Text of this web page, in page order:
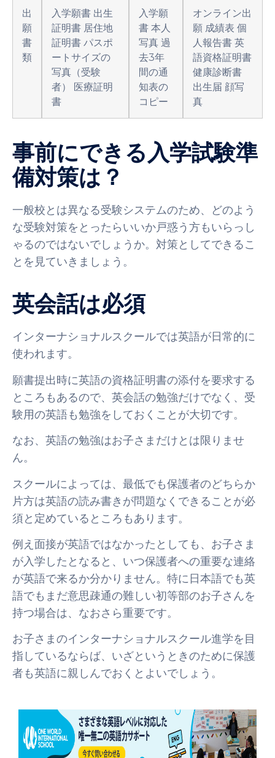
出
願
書
類
入学願書 出生
証明書 居住地
証明書 パスポ
ートサイズの
写真（受験
者） 医療証明
書
入学願
書 本人
写真 過
去3年
間の通
知表の
コピー
オンライン出
願 成績表 個
人報告書 英
語資格証明書
健康診断書
出生届 顔写
真
事前にできる入学試験準
備対策は？
一般校とは異なる受験システムのため、どのよう
な受験対策をとったらいいか戸惑う方もいらっし
ゃるのではないでしょうか。対策としてできるこ
とを見ていきましょう。
英会話は必須
インターナショナルスクールでは英語が日常的に
使われます。
願書提出時に英語の資格証明書の添付を要求する
ところもあるので、英会話の勉強だけでなく、受
験用の英語も勉強をしておくことが大切です。
なお、英語の勉強はお子さまだけとは限りませ
ん。
スクールによっては、最低でも保護者のどちらか
片方は英語の読み書きが問題なくできることが必
須と定めているところもあります。
例え面接が英語ではなかったとしても、お子さま
が入学したとなると、いつ保護者への重要な連絡
が英語で来るか分かりません。特に日本語でも英
語でもまだ意思疎通の難しい初等部のお子さんを
持つ場合は、なおさら重要です。
お子さまのインターナショナルスクール進学を目
指しているならば、いざというときのために保護
者も英語に親しんでおくとよいでしょう。